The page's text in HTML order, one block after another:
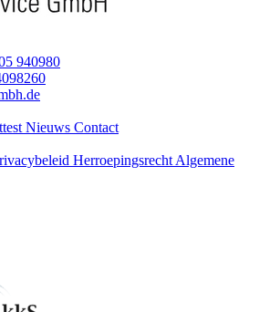
940980
Nieuws Contact
Herroepingsrecht Algemene